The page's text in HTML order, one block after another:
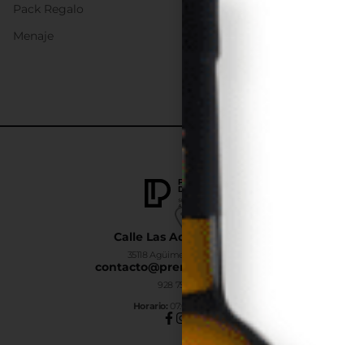
Calle Las Adelfas Nº6-B
35118 Agüimes, Las Palmas
contacto@premiumdrinks.es
928 754 363
Horario: 07:00h a 15:00h
Pack Regalo
Menaje